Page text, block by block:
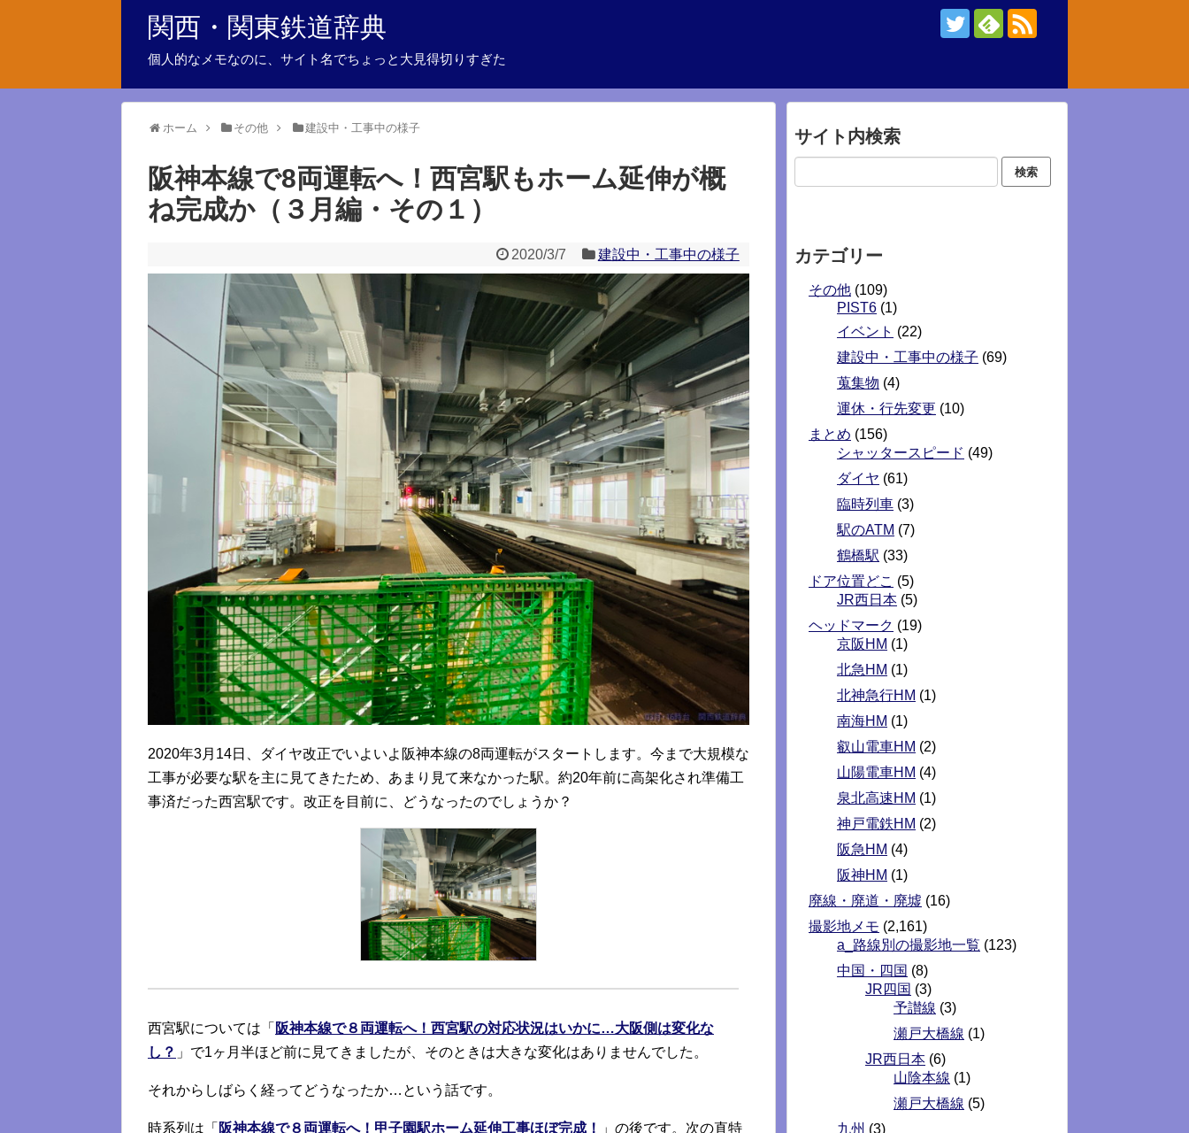
関西・関東鉄道辞典
個人的なメモなのに、サイト名でちょっと大見得切りすぎた
ホーム その他 建設中・工事中の様子
阪神本線で8両運転へ！西宮駅もホーム延伸が概
ね完成か（３月編・その１）
2020/3/7 建設中・工事中の様子
2020年3月14日、ダイヤ改正でいよいよ阪神本線の8両運転がスタートします。今まで大規模な
工事が必要な駅を主に見てきたため、あまり見て来なかった駅。約20年前に高架化され準備工
事済だった西宮駅です。改正を目前に、どうなったのでしょうか？
西宮駅については「 阪神本線で８両運転へ！西宮駅の対応状況はいかに…大阪側は変化な
し？ 」で1ヶ月半ほど前に見てきましたが、そのときは大きな変化はありませんでした。
それからしばらく経ってどうなったか…という話です。
時系列は「 阪神本線で８両運転へ！甲子園駅ホーム延伸工事ほぼ完成！
」の後です。次の直特
サイト内検索
カテゴリー
その他 (109)
PIST6 (1)
イベント (22)
建設中・工事中の様子 (69)
蒐集物 (4)
運休・行先変更 (10)
まとめ (156)
シャッタースピード (49)
ダイヤ (61)
臨時列車 (3)
駅のATM (7)
鶴橋駅 (33)
ドア位置どこ (5)
JR西日本 (5)
ヘッドマーク (19)
京阪HM (1)
北急HM (1)
北神急行HM (1)
南海HM (1)
叡山電車HM (2)
山陽電車HM (4)
泉北高速HM (1)
神戸電鉄HM (2)
阪急HM (4)
阪神HM (1)
廃線・廃道・廃墟 (16)
撮影地メモ (2,161)
a_路線別の撮影地一覧 (123)
中国・四国 (8)
JR四国 (3)
予讃線 (3)
瀬戸大橋線 (1)
JR西日本 (6)
山陰本線 (1)
瀬戸大橋線 (5)
九州 (3)